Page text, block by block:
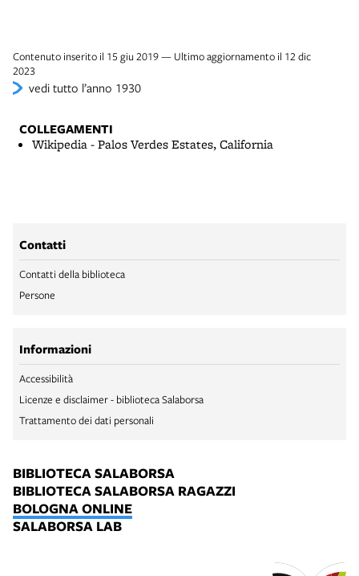
Contenuto inserito il 15 giu 2019 — Ultimo aggiornamento il 12 dic
2023
vedi tutto l’anno 1930
COLLEGAMENTI
Wikipedia - Palos Verdes Estates, California
Contatti
Contatti della biblioteca
Persone
Informazioni
Accessibilità
Licenze e disclaimer - biblioteca Salaborsa
Trattamento dei dati personali
BIBLIOTECA SALABORSA
BIBLIOTECA SALABORSA RAGAZZI
BOLOGNA ONLINE
SALABORSA LAB